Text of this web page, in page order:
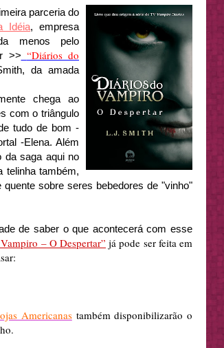
parceria do
Idéia, empresa
menos pelo
>> “Diários do
da amada
chega ao
com o triângulo
tudo de bom -
-Elena. Além
da saga aqui no
telinhatambém,
sobre seres bebedores de "vinho"
de saber o que acontecerá com esse
– O Despertar” já pode ser feita em
Americanastambémdisponibilizarão o